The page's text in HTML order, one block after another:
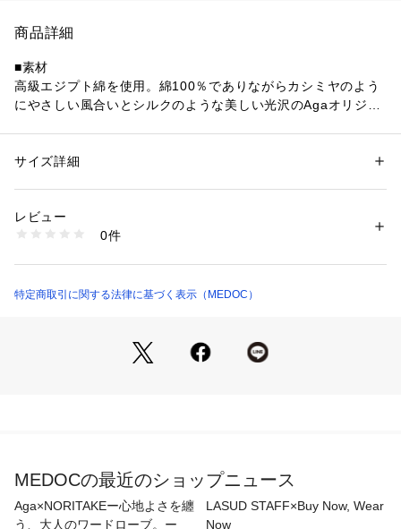
商品詳細
■素材
高級エジプト綿を使用。綿100％でありながらカシミヤのよう
にやさしい風合いとシルクのような美しい光沢のAgaオリジナ
■デザイン
リーズ。ランダム状で独特な表情のリブと、デコルテをきれい
に魅せるUネックが大人のデイリースタイルに寄り添い、安心
上質な生地にこだわり生地から伝わる上品さをテーマに汎用性
の高いアイテムを展開。ブラックラインのAga Blackや、日本
※撮影画像は、光の当たり具合やお使いのモニター設定、お部
屋の照明等により実際の商品と色味が異なる場合がございま
性別：レディース
素材：素材 | 綿：100％
伸縮性 | あり
ポケット | なし
商品番号：4150000013024 （モール）
サイズ詳細
レビュー
0件
特定商取引に関する法律に基づく表示（MEDOC）
MEDOCの最近のショップニュース
Aga×NORITAKEー心地よさを纏
う、大人のワードローブ。ー
LASUD STAFF×Buy Now, Wear
Now